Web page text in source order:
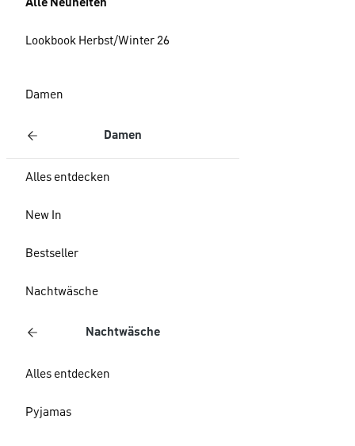
Alle Neuheiten
Lookbook Herbst/Winter 26
Damen
Damen
Alles entdecken
New In
Bestseller
Nachtwäsche
Nachtwäsche
Alles entdecken
Pyjamas